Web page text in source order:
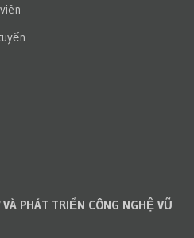
PHÁT TRIỂN CÔNG NGHỆ VŨ